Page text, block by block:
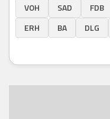
VOH
SAD FDB
ERH
BA DLG